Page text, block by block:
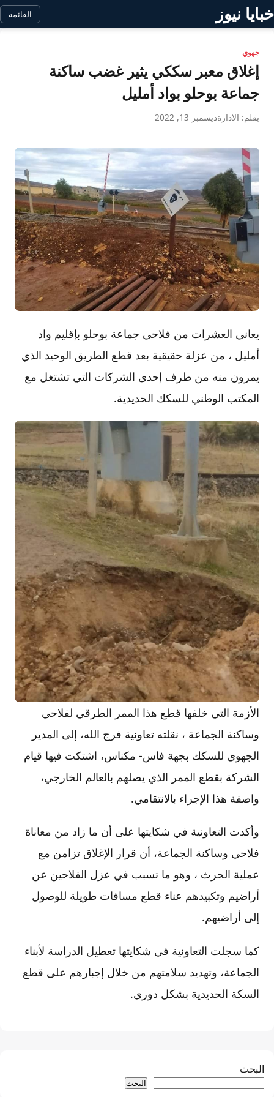
خبايا نيوز القائمة
جهوي
إغلاق معبر سككي يثير غضب ساكنة
جماعة بوحلو بواد أمليل
بقلم: الادارةديسمبر 13, 2022
يعاني العشرات من فلاحي جماعة بوحلو بإقليم واد
أمليل ، من عزلة حقيقية بعد قطع الطريق الوحيد الذي
يمرون منه من طرف إحدى الشركات التي تشتغل مع
المكتب الوطني للسكك الحديدية.
الأزمة التي خلفها قطع هذا الممر الطرقي لفلاحي
وساكنة الجماعة ، نقلته تعاونية فرج الله، إلى المدير
الجهوي للسكك بجهة فاس- مكناس، اشتكت فيها قيام
الشركة بقطع الممر الذي يصلهم بالعالم الخارجي،
واصفة هذا الإجراء بالانتقامي.
وأكدت التعاونية في شكايتها على أن ما زاد من معاناة
فلاحي وساكنة الجماعة، أن قرار الإغلاق تزامن مع
عملية الحرث ، وهو ما تسبب في عزل الفلاحين عن
أراضيم وتكبيدهم عناء قطع مسافات طويلة للوصول
إلى أراضيهم.
كما سجلت التعاونية في شكايتها تعطيل الدراسة لأبناء
الجماعة، وتهديد سلامتهم من خلال إجبارهم على قطع
السكة الحديدية بشكل دوري.
البحث
البحث